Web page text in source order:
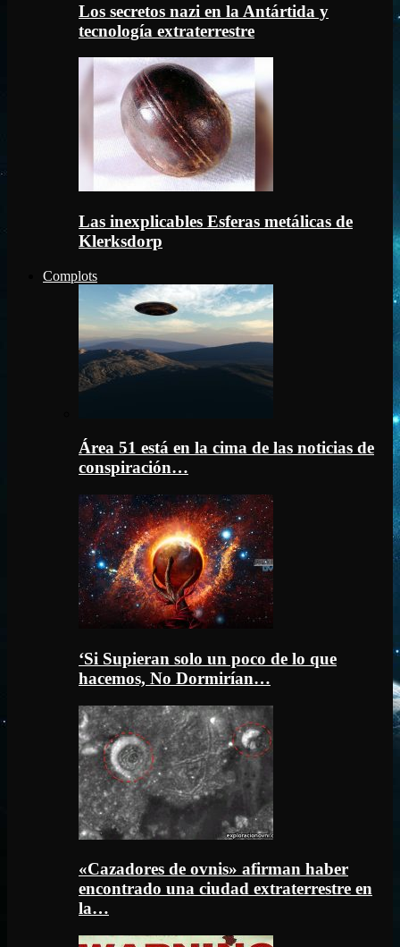
Los secretos nazi en la Antártida y
tecnología extraterrestre
Las inexplicables Esferas metálicas de
Klerksdorp
Complots
Área 51 está en la cima de las noticias de
conspiración…
‘Si Supieran solo un poco de lo que
hacemos, No Dormirían…
«Cazadores de ovnis» afirman haber
encontrado una ciudad extraterrestre en
la…